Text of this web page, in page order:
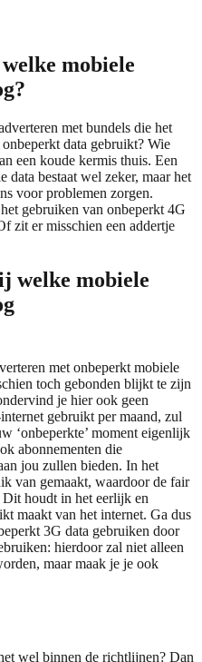
mobiele
met bundels die het
data gebruikt? Wie
een koude kermis thuis. Een
data bestaat wel zeker, maar het
voor problemen zorgen.
gebruiken van onbeperkt 4G
zit er misschien een addertje
met onbeperkt mobiele
toch gebonden blijkt te zijn
je hier ook geen
gebruikt per maand, zul
‘onbeperkte’ moment eigenlijk
abonnementen die
jou zullen bieden. In het
van gemaakt, waardoor de fair
houdt in het eerlijk en
maakt van het internet. Ga dus
3G data gebruiken door
hierdoor zal niet alleen
maar maak je je ook
wel binnen de richtlijnen? Dan